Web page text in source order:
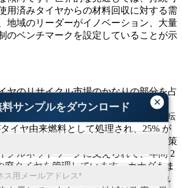
×
料サンプルをダウンロード
用済みタイヤからの材料回収に対する需
地域のリーダーがイノベーション、大量
のベンチマークを設定していることが示
ヤのリサイクル市場のかなりの部分を占
サイクル量のほぼ 34% を占めていま
タイヤの 80% 以上が埋め立て地から転
イヤ由来燃料として処理され、25% が
ました。米国だけでも、厳格な環境政策
クルネットワークに支えられて、年間 2
廃タイヤを管理しています。カナダもま
の 72% が二次ゴム製品として加工され